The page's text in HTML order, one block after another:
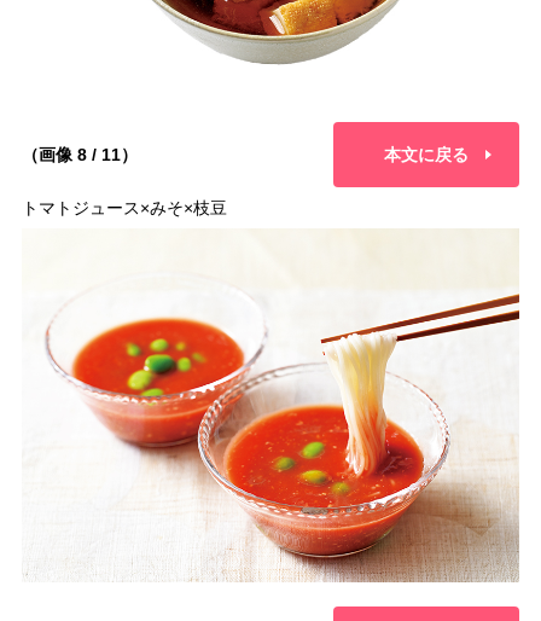
（画像 8 / 11） 本文に戻る
トマトジュース×みそ×枝豆